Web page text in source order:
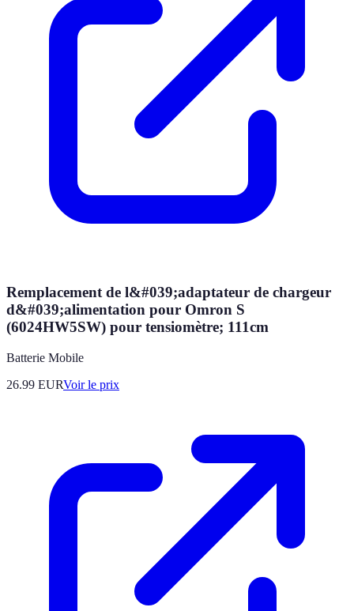
Remplacement de l&#039;adaptateur de chargeur
d&#039;alimentation pour Omron S
(6024HW5SW) pour tensiomètre; 111cm
Batterie Mobile
26.99 EURVoir le prix